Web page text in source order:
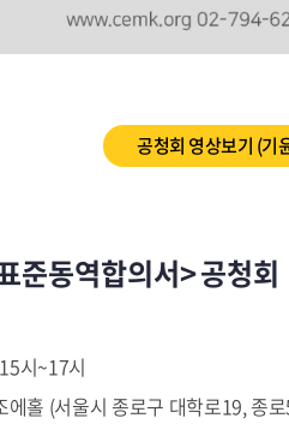
공청회 영상보기 (기
준동역합의서> 공청회
시~17시
에홀 (서울시 종로구 대학로19, 종